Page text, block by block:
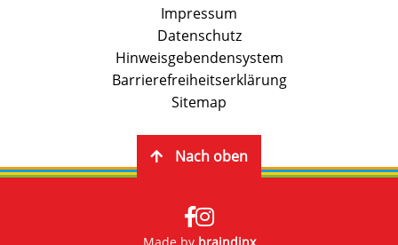
Impressum
Datenschutz
Hinweisgebendensystem
Barrierefreiheitserklärung
Sitemap
Nach oben